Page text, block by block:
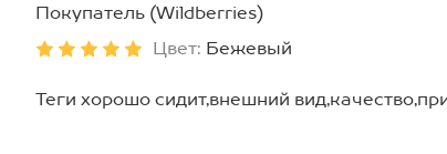
Покупатель (Wildberries)
Цвет: Бежевый
Теги хорошо сидит,внешний